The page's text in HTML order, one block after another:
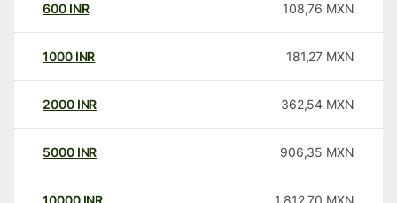
600 INR 108,76 MXN
1000 INR 181,27 MXN
2000 INR 362,54 MXN
5000 INR 906,35 MXN